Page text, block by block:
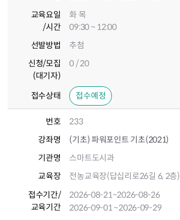
교육요일
/시간
화 목
09:30 ~ 12:00
선발방법
추첨
신청/모집
(대기자)
0 / 20
접수상태 접수예정
번호
233
강좌명
(기초) 파워포인트 기초(2021)
기관명
스마트도시과
교육장
전농교육장(답십리로26길 6, 2층)
접수기간/
교육기간
2026-08-21~2026-08-26
2026-09-01~2026-09-29